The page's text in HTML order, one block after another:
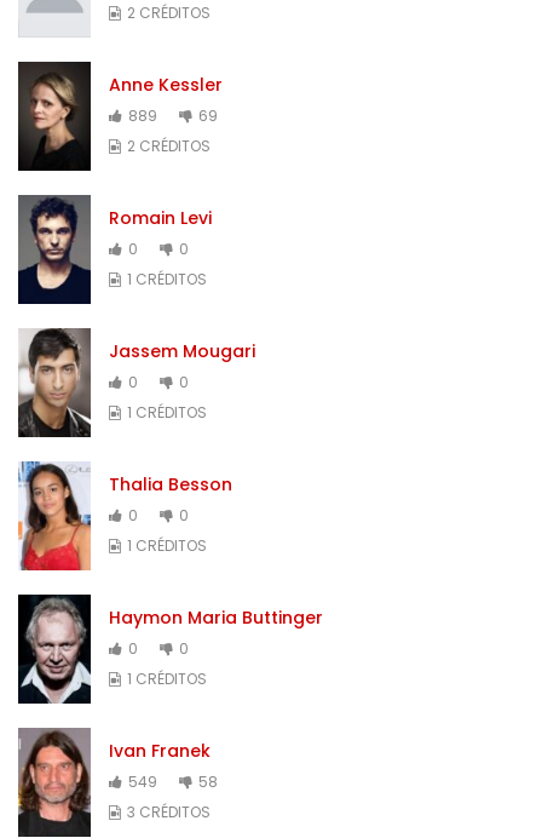
2 CRÉDITOS
Anne Kessler
889
69
2 CRÉDITOS
Romain Levi
0
0
1 CRÉDITOS
Jassem Mougari
0
0
1 CRÉDITOS
Thalia Besson
0
0
1 CRÉDITOS
Haymon Maria Buttinger
0
0
1 CRÉDITOS
Ivan Franek
549
58
3 CRÉDITOS